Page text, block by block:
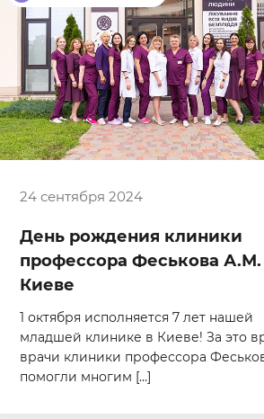
24 сентября 2024
День рождения клиники
профессора Феськова А.М.
Киеве
1 октября исполняется 7 лет нашей
младшей клинике в Киеве! За это
врачи клиники профессора
помогли многим […]